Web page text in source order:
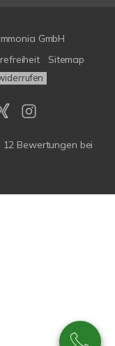
Immonia GmbH
Sitemap
12 Bewertungen bei